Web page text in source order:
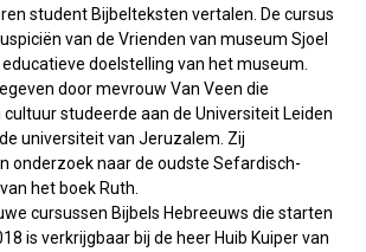
student Bijbelteksten vertalen. De cursus
van de Vrienden van museum Sjoel
doelstelling van het museum.
door mevrouw Van Veen die
studeerde aan de Universiteit Leiden
universiteit van Jeruzalem. Zij
onderzoek naar de oudste Sefardisch-
het boek Ruth.
cursussen Bijbels Hebreeuws die starten
is verkrijgbaar bij de heer Huib Kuiper van